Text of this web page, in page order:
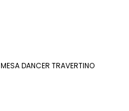
MESA DANCER TRAVERTINO